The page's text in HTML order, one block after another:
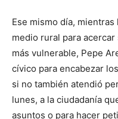
Ese mismo día,
medio rural para
más vulnerable, Pepe
cívico para encabezar
si no también atendió
lunes, a la ciudadanía
asuntos o para hacer